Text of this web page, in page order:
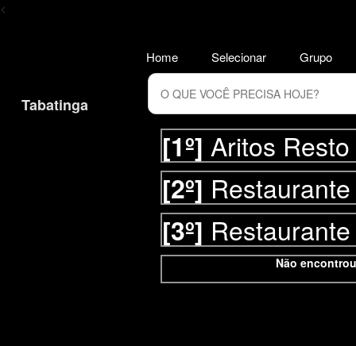
<
Tabatinga
[1º] Aritos
[2º]
[3º]
Não
Home Selecionar Grupo